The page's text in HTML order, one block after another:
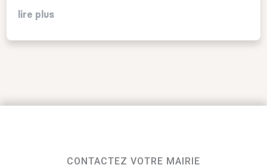
lire plus
CONTACTEZ VOTRE MAIRIE